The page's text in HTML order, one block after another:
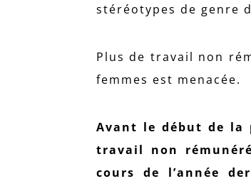
stéréotypes de genre
Plus de travail non
femmes est menacée.
Avant le début de la
travail non
cours de l’année